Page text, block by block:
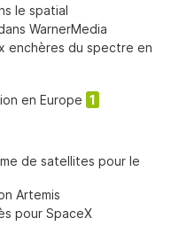
le spatial
WarnerMedia
enchères du spectre en
en Europe 1
de satellites pour le
Artemis
pour SpaceX